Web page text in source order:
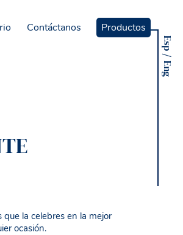
Contáctanos Productos
Esp
Eng
la celebres en la mejor
ocasión.